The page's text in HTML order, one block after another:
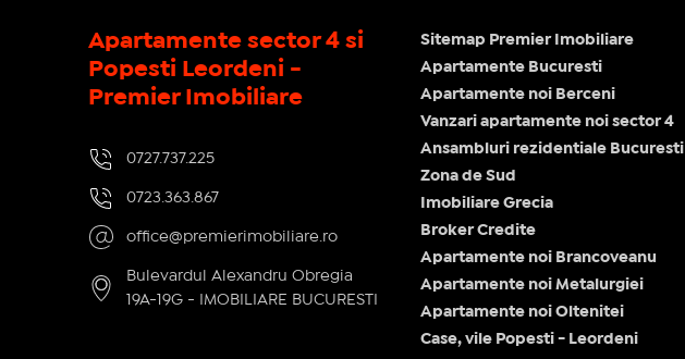
Apartamente sector 4 si
Popesti Leordeni -
Premier Imobiliare
0727.737.225
0723.363.867
office@premierimobiliare.ro
Bulevardul Alexandru Obregia
19A-19G - IMOBILIARE BUCURESTI
Sitemap Premier Imobiliare
Apartamente Bucuresti
Apartamente noi Berceni
Vanzari apartamente noi sector 4
Ansambluri rezidentiale Bucuresti
Zona de Sud
Imobiliare Grecia
Broker Credite
Apartamente noi Brancoveanu
Apartamente noi Metalurgiei
Apartamente noi Oltenitei
Case, vile Popesti - Leordeni